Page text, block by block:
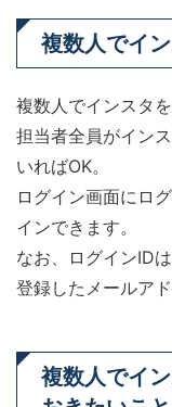
複数人でイ
複数人でインスタ
担当者全員がイン
いればOK。
ログイン画面にロ
インできます。
なお、ログインID
登録したメールア
複数人でイ